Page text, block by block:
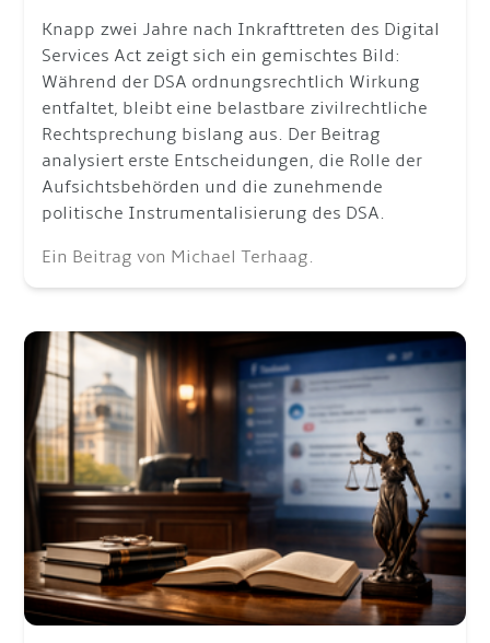
Knapp zwei Jahre nach Inkrafttreten des Digital
Services Act zeigt sich ein gemischtes Bild:
Während der DSA ordnungsrechtlich Wirkung
entfaltet, bleibt eine belastbare zivilrechtliche
Rechtsprechung bislang aus. Der Beitrag
analysiert erste Entscheidungen, die Rolle der
Aufsichtsbehörden und die zunehmende
politische Instrumentalisierung des DSA.
Ein Beitrag von Michael Terhaag.